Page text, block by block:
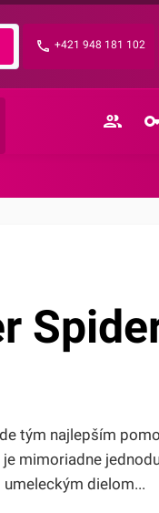
+421 948 181 102
Zabudnuté
tým najlepším
mimoriadne
dielom...